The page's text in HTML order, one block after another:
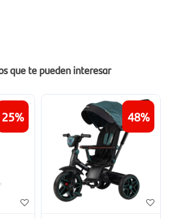
que te pueden interesar
25 48